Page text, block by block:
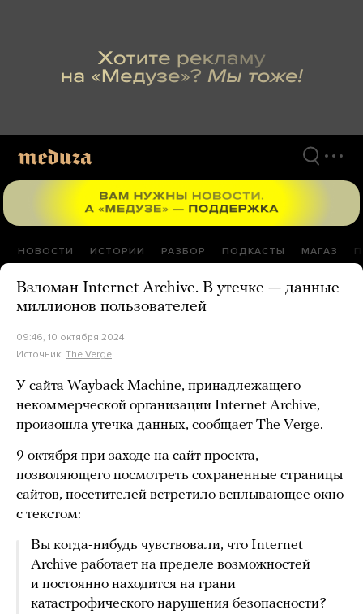
НОВОСТИ ИСТОРИИ РАЗБОР ПОДКАСТЫ МАГАЗ
Взломан Internet Archive. В утечке — данные
миллионов пользователей
09:46, 10 октября 2024
Источник: The Verge
У сайта Wayback Machine, принадлежащего
некоммерческой организации Internet Archive,
произошла утечка данных, сообщает The Verge.
9 октября при заходе на сайт проекта,
позволяющего посмотреть сохраненные страницы
сайтов, посетителей встретило всплывающее окно
с текстом:
Вы когда-нибудь чувствовали, что Internet
Archive работает на пределе возможностей
и постоянно находится на грани
катастрофического нарушения безопасности?